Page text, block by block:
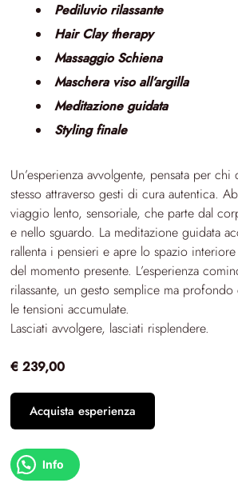
Pediluvio rilassante
Hair Clay therapy
Massaggio Schiena
Maschera viso all’argilla
Meditazione guidata
Styling finale
Un’esperienza avvolgente, pensata per
stesso attraverso gesti di cura autentica.
viaggio lento, sensoriale, che parte dal
e nello sguardo. La meditazione guidata
rallenta i pensieri e apre lo spazio
del momento presente. L’esperienza
rilassante, un gesto semplice ma
le tensioni accumulate.
Lasciati avvolgere, lasciati risplendere.
€ 239,00
Acquista esperienza
Info